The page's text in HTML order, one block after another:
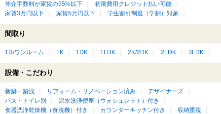
仲介手数料が家賃の55%以下
初期費用クレジット払い可能
家賃3万円以下
家賃5万円以下 学生割引制度（学割）対象
間取り
1R/ワンルーム 1K 1DK 1LDK 2K/2DK 2LDK 3LDK
設備・こだわり
新築・築浅 リフォーム・リノベーション済み
デザイナーズ
バス・トイレ別
温水洗浄便座（ウォシュレット）付き
食器洗浄乾燥機（食洗機）付き
カウンターキッチン付き
収納重視